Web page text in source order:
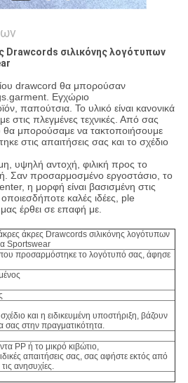
Drawcords σιλικόνης λογότυπων
drawcord θα μπορούσαν
Εγχώριο
παπούτσια. Το υλικό είναι κανονικά
στις πλεγμένες τεχνικές. Από σας
θα μπορούσαμε να τακτοποιήσουμε
στις απαιτήσεις σας και το σχέδιο
υψηλή αντοχή, φιλική προς το
Σαν προσαρμοσμένο εργοστάσιο, το
η μορφή είναι βασισμένη στις
καλές ιδέες, ple
έρθει σε επαφή με.
άκρες Drawcords σιλικόνης λογότυπων
Sportswear
προσαρμόστηκε το λογότυπό σας, άφησε
και η ειδικευμένη υποστήριξη, βάζουν
σας στην πραγματικότητα.
PP ή το μικρό κιβώτιο,
απαιτήσεις σας, σας αφήστε εκτός από
ανησυχίες.